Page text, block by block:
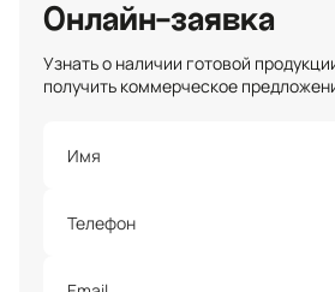
Онлайн-заявка
Узнать о наличии готовой
получить коммерческое